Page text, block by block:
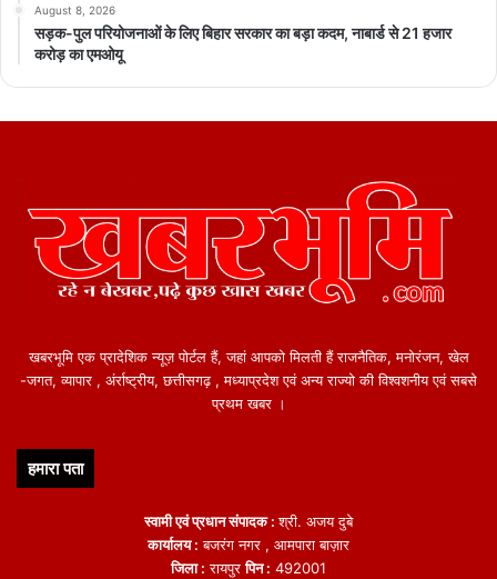
August 8, 2026
सड़क-पुल परियोजनाओं के लिए बिहार सरकार का बड़ा कदम, नाबार्ड से 21 हजार
करोड़ का एमओयू
खबरभूमि एक प्रादेशिक न्यूज़ पोर्टल हैं, जहां आपको मिलती हैं राजनैतिक, मनोरंजन, खेल
-जगत, व्यापार , अंर्राष्ट्रीय, छत्तीसगढ़ , मध्याप्रदेश एवं अन्य राज्यो की विश्वशनीय एवं सबसे
प्रथम खबर ।
हमारा पता
स्वामी एवं प्रधान संपादक :श्री. अजय दुबे
कार्यालय : बजरंग नगर , आमपारा बाज़ार
जिला : रायपुरपिन : 492001